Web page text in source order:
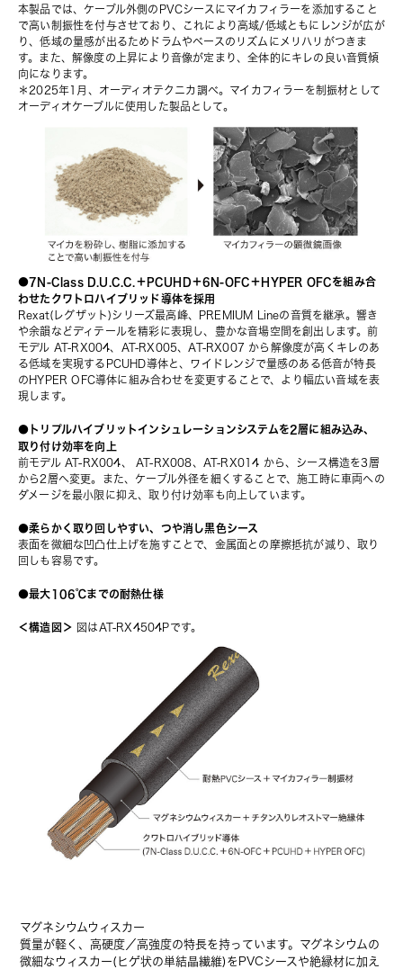
本製品では、ケーブル外側のPVCシースにマイカフィラーを添加すること
で高い制振性を付与させており、これにより高域/低域ともにレンジが広が
り、低域の量感が出るためドラムやベースのリズムにメリハリがつきま
す。また、解像度の上昇により音像が定まり、全体的にキレの良い音質傾
向になります。
＊2025年1月、オーディオテクニカ調べ。マイカフィラーを制振材として
オーディオケーブルに使用した製品として。
●7N-Class D.U.C.C.＋PCUHD＋6N-OFC＋HYPER OFCを組み合
わせたクワトロハイブリッド導体を採用
Rexat(レグザット)シリーズ最高峰、PREMIUM Lineの音質を継承。響き
や余韻などディテールを精彩に表現し、豊かな音場空間を創出します。前
モデル AT-RX004、AT-RX005、AT-RX007 から解像度が高くキレのあ
る低域を実現するPCUHD導体と、ワイドレンジで量感のある低音が特長
のHYPER OFC導体に組み合わせを変更することで、より幅広い音域を表
現します。
●トリプルハイブリットインシュレーションシステムを2層に組み込み、
取り付け効率を向上
前モデル AT-RX004、 AT-RX008、AT-RX014 から、シース構造を3層
から2層へ変更。また、ケーブル外径を細くすることで、施工時に車両への
ダメージを最小限に抑え、取り付け効率も向上しています。
●柔らかく取り回しやすい、つや消し黒色シース
表面を微細な凹凸仕上げを施すことで、金属面との摩擦抵抗が減り、取り
回しも容易です。
●最大106℃までの耐熱仕様
＜構造図＞ 図はAT-RX4504Pです。
マグネシウムウィスカー
質量が軽く、高硬度／高強度の特長を持っています。マグネシウムの
微細なウィスカー(ヒゲ状の単結晶繊維)をPVCシースや絶縁材に加え